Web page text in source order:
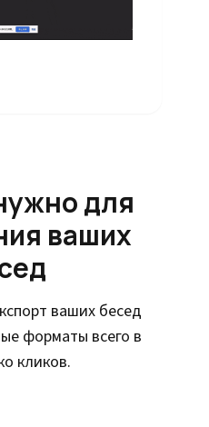
для
ваших
ваших бесед
форматы всего в
кликов.